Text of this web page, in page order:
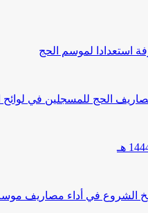
استعدادا لموسم الحج
الحج للمسجلين في لوائح
الشروع في أداء مصاريف موسم